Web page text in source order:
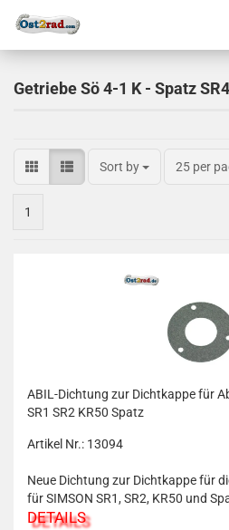
Getriebe Sö 4-1 K - Spatz
Sort by 25 per
1
ABIL-Dichtung zur Dichtkappe für
SR1 SR2 KR50 Spatz
Artikel Nr.: 13094
Neue Dichtung zur Dichtkappe für
für SIMSON SR1, SR2, KR50 und
DETAILS